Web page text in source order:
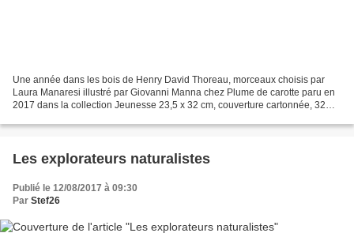
Une année dans les bois de Henry David Thoreau, morceaux choisis par
Laura Manaresi illustré par Giovanni Manna chez Plume de carotte paru en
2017 dans la collection Jeunesse 23,5 x 32 cm, couverture cartonnée, 32
Les explorateurs naturalistes
Publié le 12/08/2017 à 09:30
Par Stef26